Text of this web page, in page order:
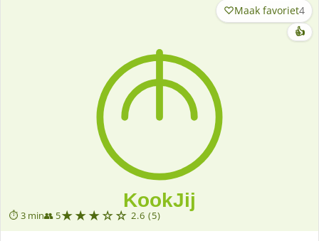
⏱ 3 min👥 5★★★☆☆ 2.6 (5)
Maak favoriet4
👍